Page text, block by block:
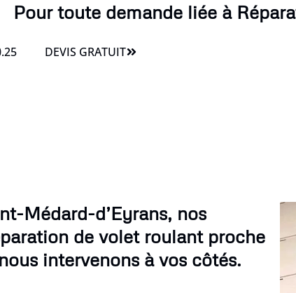
Pour toute demande liée à
DEVIS GRATUIT
Médard-d’Eyrans, nos
de volet roulant proche
intervenons à vos côtés.